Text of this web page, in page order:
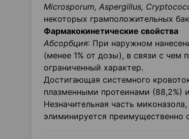
Microsporum, Aspergillus,
некоторых грамположительных
Фармакокинетические свойства
Абсорбция: При наружном
(менее 1% от дозы), в связи с чем
ограниченный характер.
Достигающая системного
плазменными протеинами (88,2%)
Незначительная часть
элиминируется преимущественно